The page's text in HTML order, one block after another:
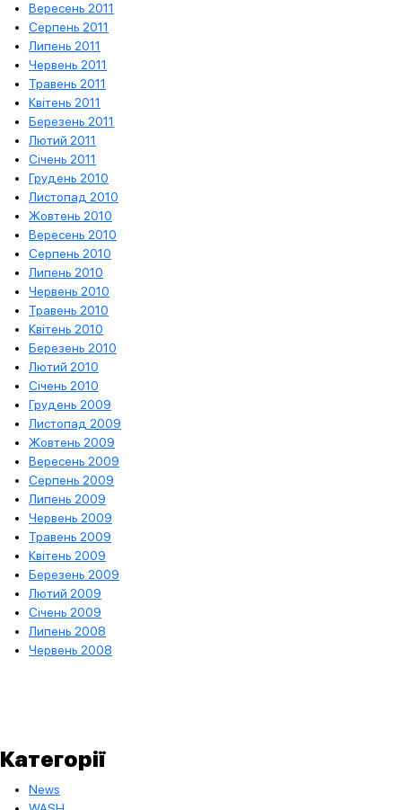
Вересень 2011
Серпень 2011
Липень 2011
Червень 2011
Травень 2011
Квітень 2011
Березень 2011
Лютий 2011
Січень 2011
Грудень 2010
Листопад 2010
Жовтень 2010
Вересень 2010
Серпень 2010
Липень 2010
Червень 2010
Травень 2010
Квітень 2010
Березень 2010
Лютий 2010
Січень 2010
Грудень 2009
Листопад 2009
Жовтень 2009
Вересень 2009
Серпень 2009
Липень 2009
Червень 2009
Травень 2009
Квітень 2009
Березень 2009
Лютий 2009
Січень 2009
Липень 2008
Червень 2008
Категорії
News